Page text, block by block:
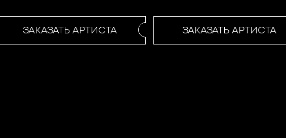
ЗАКАЗАТЬ АРТИСТА ЗАКАЗАТЬ АРТИСТА